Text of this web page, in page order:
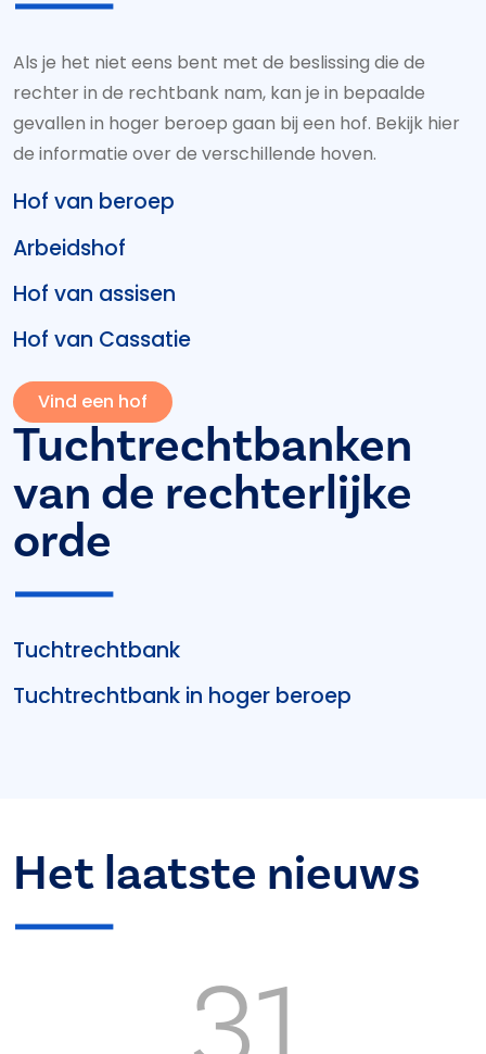
Als je het niet eens bent met de beslissing die de
rechter in de rechtbank nam, kan je in bepaalde
gevallen in hoger beroep gaan bij een hof. Bekijk hier
de informatie over de verschillende hoven.
Hof van beroep
Arbeidshof
Hof van assisen
Hof van Cassatie
Vind een hof
Tuchtrechtbanken
van de rechterlijke
orde
Tuchtrechtbank
Tuchtrechtbank in hoger beroep
Het laatste nieuws